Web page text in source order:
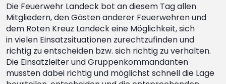
Die Feuerwehr Landeck bot an diesem Tag allen
Mitgliedern, den Gästen anderer Feuerwehren und
dem Roten Kreuz Landeck eine Möglichkeit, sich
in vielen Einsatzsituationen zurechtzufinden und
richtig zu entscheiden bzw. sich richtig zu verhalten.
Die Einsatzleiter und Gruppenkommandanten
mussten dabei richtig und möglichst schnell die Lage